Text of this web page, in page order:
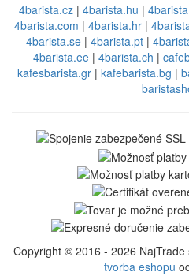
4barista.cz| 4barista.hu |
4barista.com | 4barista.hr|
4barista.se | 4barista.pt |
4barista.ee| 4barista.ch |
kafesbarista.gr| kafebarista.bg |
Copyright © 2016 - 2026
tvorba eshopu